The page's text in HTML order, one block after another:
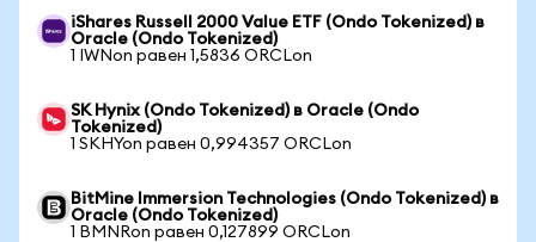
iShares Russell 2000 Value ETF (Ondo Tokenized) в
Oracle (Ondo Tokenized)
1 IWNon равен 1,5836 ORCLon
SK Hynix (Ondo Tokenized) в Oracle (Ondo
Tokenized)
1 SKHYon равен 0,994357 ORCLon
BitMine Immersion Technologies (Ondo Tokenized) в
Oracle (Ondo Tokenized)
1 BMNRon равен 0,127899 ORCLon